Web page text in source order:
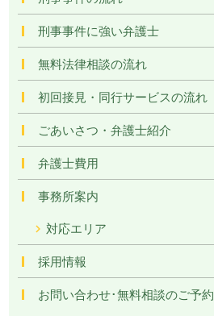
刑事事件に強い弁護士
無料法律相談の流れ
初回接見・同行サービスの流れ
ごあいさつ・弁護士紹介
弁護士費用
事務所案内
対応エリア
採用情報
お問い合わせ･無料相談のご予約